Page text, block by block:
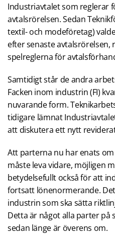
Industriavtalet som reglerar
avtalsrörelsen. Sedan
textil- och modeföretag)
efter senaste avtalsrörelsen,
spelreglerna för
Samtidigt står de andra
Facken inom industrin (FI)
nuvarande form.
tidigare lämnat
att diskutera ett nytt
Att parterna nu har enats
måste leva vidare, möjligen
betydelsefullt också för att
fortsatt lönenormerande.
industrin som ska sätta
Detta är något alla parter på
sedan länge är överens om.